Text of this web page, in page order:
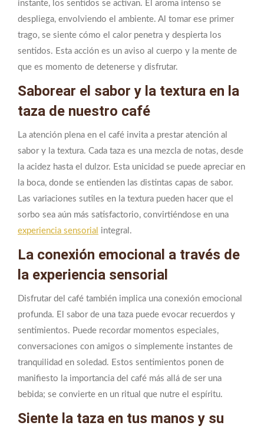
instante, los sentidos se activan. El aroma intenso se
despliega, envolviendo el ambiente. Al tomar ese primer
trago, se siente cómo el calor penetra y despierta los
sentidos. Esta acción es un aviso al cuerpo y la mente de
que es momento de detenerse y disfrutar.
Saborear el sabor y la textura en la
taza de nuestro café
La atención plena en el café invita a prestar atención al
sabor y la textura. Cada taza es una mezcla de notas, desde
la acidez hasta el dulzor. Esta unicidad se puede apreciar en
la boca, donde se entienden las distintas capas de sabor.
Las variaciones sutiles en la textura pueden hacer que el
sorbo sea aún más satisfactorio, convirtiéndose en una
experiencia sensorial integral.
La conexión emocional a través de
la experiencia sensorial
Disfrutar del café también implica una conexión emocional
profunda. El sabor de una taza puede evocar recuerdos y
sentimientos. Puede recordar momentos especiales,
conversaciones con amigos o simplemente instantes de
tranquilidad en soledad. Estos sentimientos ponen de
manifiesto la importancia del café más allá de ser una
bebida; se convierte en un ritual que nutre el espíritu.
Siente la taza en tus manos y su